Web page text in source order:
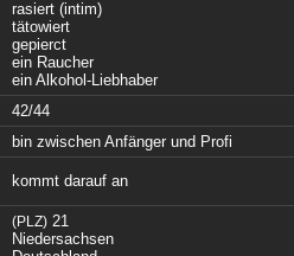
rasiert (intim)
tätowiert
gepierct
ein Raucher
ein Alkohol-Liebhaber
42/44
bin zwischen Anfänger und Profi
kommt darauf an
(PLZ) 21
Niedersachsen